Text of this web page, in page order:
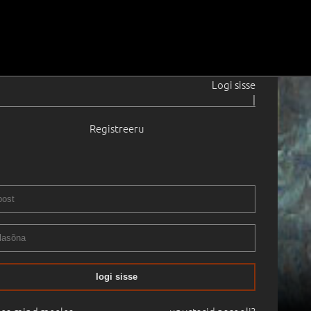
Logi sisse
|
Registreeru
logi sisse
11:27 Haus Galerii